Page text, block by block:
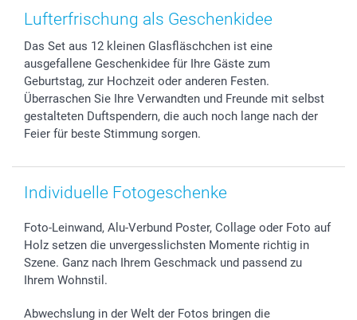
Zubehör & Material
Foto-Kalender & Agenden
Sticker & Etiketten
Geschenk-Gutscheine (PDF)
AGB
Presse
Partnerprogramme
Investor Relations
B2B smartbusiness
Widerrufsrecht
Muttertag
Kommunion & Konfirmation
Hochzeit
Geburtstag
Geburt
Zu allen Anlässen
Anmelden /Registrieren
Preise und Versandkosten
Lieferfristen
72h Lieferung
Zahlungsmöglichkeiten
Sitemap
Status der Bestellung
smartbonus
Lufterfrischung als Geschenkidee
Das Set aus 12 kleinen Glasfläschchen ist eine
ausgefallene Geschenkidee für Ihre Gäste zum
Geburtstag, zur Hochzeit oder anderen Festen.
Überraschen Sie Ihre Verwandten und Freunde mit selbst
gestalteten Duftspendern, die auch noch lange nach der
Feier für beste Stimmung sorgen.
Individuelle Fotogeschenke
Foto-Leinwand, Alu-Verbund Poster, Collage oder Foto auf
Holz setzen die unvergesslichsten Momente richtig in
Szene. Ganz nach Ihrem Geschmack und passend zu
Ihrem Wohnstil.
Abwechslung in der Welt der Fotos bringen die